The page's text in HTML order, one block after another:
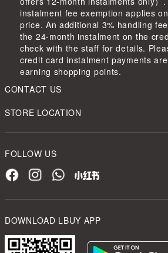
instalment fee exemption applies
price. An additional 3% handling
the 24-month instalment on the
check with the staff for details.
credit card instalment payments
earning shopping points.
CONTACT US
STORE LOCATION
FOLLOW US
DOWNLOAD LBUY APP